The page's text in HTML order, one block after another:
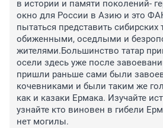
в истории и памяти поколений-
окно для России в Азию и это
пытаться представить сибирских
обиженными, оседлыми и
жителями.Большинство татар
осели здесь уже после
пришли раньше сами были
кочевниками и были таким же
как и казаки Ермака. Изучайте
узнайте кто виновен в гибели
нет могилы.